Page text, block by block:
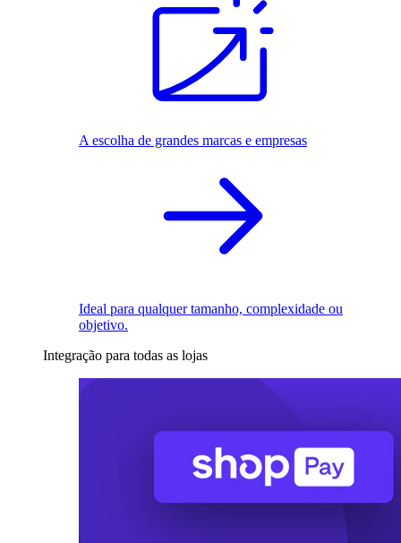
A escolha de grandes marcas e empresas
Ideal para qualquer tamanho, complexidade ou
objetivo.
Integração para todas as lojas